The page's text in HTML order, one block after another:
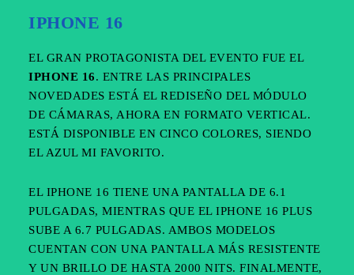
IPHONE 16
EL GRAN PROTAGONISTA DEL EVENTO FUE EL
IPHONE 16. ENTRE LAS PRINCIPALES
NOVEDADES ESTÁ EL REDISEÑO DEL MÓDULO
DE CÁMARAS, AHORA EN FORMATO VERTICAL.
ESTÁ DISPONIBLE EN CINCO COLORES, SIENDO
EL AZUL MI FAVORITO.
EL IPHONE 16 TIENE UNA PANTALLA DE 6.1
PULGADAS, MIENTRAS QUE EL IPHONE 16 PLUS
SUBE A 6.7 PULGADAS. AMBOS MODELOS
CUENTAN CON UNA PANTALLA MÁS RESISTENTE
Y UN BRILLO DE HASTA 2000 NITS. FINALMENTE,